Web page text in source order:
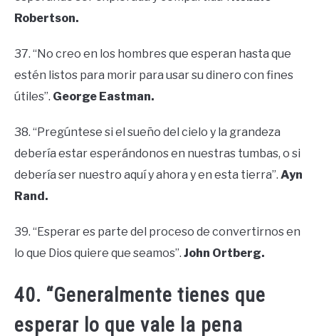
Robertson.
37. “No creo en los hombres que esperan hasta que
estén listos para morir para usar su dinero con fines
útiles”. George Eastman.
38. “Pregúntese si el sueño del cielo y la grandeza
debería estar esperándonos en nuestras tumbas, o si
debería ser nuestro aquí y ahora y en esta tierra”. Ayn
Rand.
39. “Esperar es parte del proceso de convertirnos en
lo que Dios quiere que seamos”. John Ortberg.
40. “Generalmente tienes que
esperar lo que vale la pena